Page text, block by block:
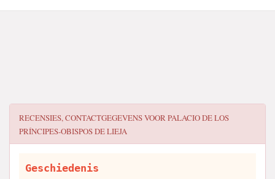
RECENSIES, CONTACTGEGEVENS VOORPALACIO DE LOS
PRÍNCIPES-OBISPOS DE LIEJA
Geschiedenis